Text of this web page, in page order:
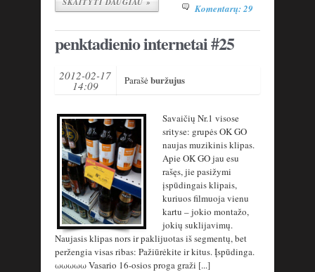
Komentarų: 29
penktadienio internetai #25
2012-02-17
14:09 Parašėburžujus
Savaičių Nr.1 visose
srityse: grupės OK GO
naujas muzikinis klipas.
Apie OK GO jau esu
rašęs, jie pasižymi
įspūdingais klipais,
kuriuos filmuoja vienu
kartu – jokio montažo,
jokių suklijavimų.
Naujasis klipas nors ir paklijuotas iš segmentų, bet
peržengia visas ribas: Pažiūrėkite ir kitus. Įspūdinga.
ωωωωω Vasario 16-osios proga graži [...]